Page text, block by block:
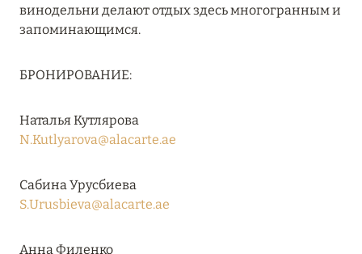
MANDARIN ORIENTAL JUMEIRA, DUBAI:
СКИДКИ ДО 30 % ОТ СУММЫ КОНТРАКТА НА
Подробнее
11 декабря 2024
КОНЦЕПЦИЯ «ВСЁ ВКЛЮЧЕНО – ВСЁ
ЭКСКЛЮЗИВНО»
винодельни делают отдых здесь многогранным и
запоминающимся.
БРОНИРОВАНИЕ:
Наталья Кутлярова
N.Kutlyarova@alacarte.ae
Сабина Урусбиева
S.Urusbieva@alacarte.ae
Анна Филенко